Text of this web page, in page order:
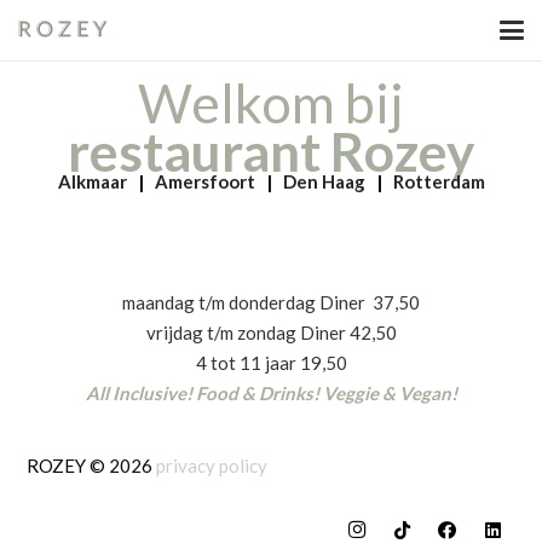
Welkom bij
restaurant Rozey
Alkmaar| Amersfoort | Den Haag| Rotterdam
maandag t/m donderdag Diner 37,50
vrijdag t/m zondag Diner 42,50
4 tot 11 jaar 19,50
All Inclusive! Food & Drinks! Veggie & Vegan!
ROZEY © 2026 privacy policy